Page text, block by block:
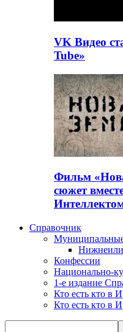
VK Видео
Tube»
Фильм
сюжет
Справочник
Конфессии
Национально-
1-е издание
Кто есть кто в
Кто есть кто в